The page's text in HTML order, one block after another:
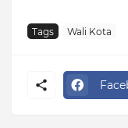
Tags Wali Kota